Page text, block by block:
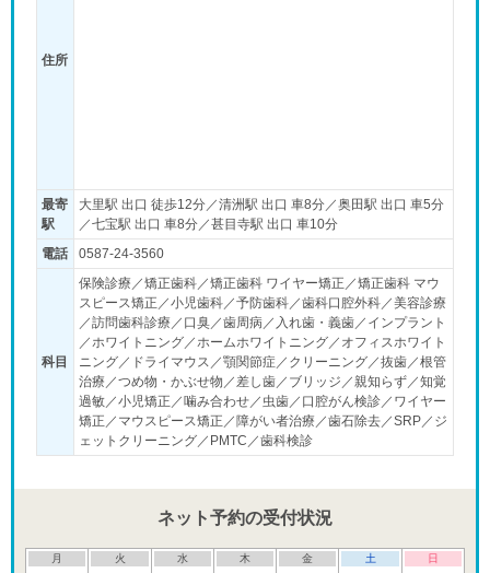
住所
最寄
駅
大里駅 出口 徒歩12分／清洲駅 出口 車8分／奥田駅 出口 車5分
／七宝駅 出口 車8分／甚目寺駅 出口 車10分
電話
0587-24-3560
科目
保険診療／矯正歯科／矯正歯科 ワイヤー矯正／矯正歯科 マウ
スピース矯正／小児歯科／予防歯科／歯科口腔外科／美容診療
／訪問歯科診療／口臭／歯周病／入れ歯・義歯／インプラント
／ホワイトニング／ホームホワイトニング／オフィスホワイト
ニング／ドライマウス／顎関節症／クリーニング／抜歯／根管
治療／つめ物・かぶせ物／差し歯／ブリッジ／親知らず／知覚
過敏／小児矯正／噛み合わせ／虫歯／口腔がん検診／ワイヤー
矯正／マウスピース矯正／障がい者治療／歯石除去／SRP／ジ
ェットクリーニング／PMTC／歯科検診
ネット予約の受付状況
月
火
水
木
金
土
日